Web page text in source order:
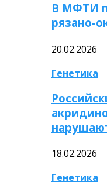
В МФТИ
рязано-
20.02.2026
Генетика
18.02.2026
Генетика